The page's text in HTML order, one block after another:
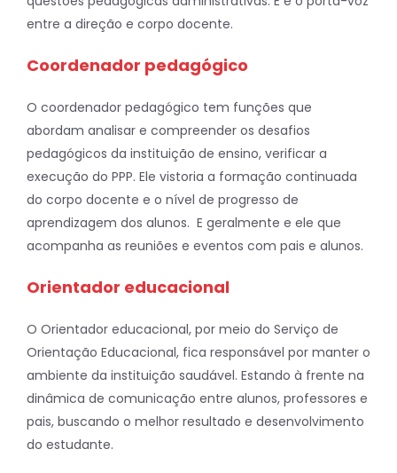
entre a direção e corpo docente.
Coordenador pedagógico
O coordenador pedagógico tem funções que
abordam analisar e compreender os desafios
pedagógicos da instituição de ensino, verificar a
execução do PPP. Ele vistoria a formação continuada
do corpo docente e o nível de progresso de
aprendizagem dos alunos. E geralmente e ele que
acompanha as reuniões e eventos com pais e alunos.
Orientador educacional
O Orientador educacional, por meio do Serviço de
Orientação Educacional, fica responsável por manter o
ambiente da instituição saudável. Estando à frente na
dinâmica de comunicação entre alunos, professores e
pais, buscando o melhor resultado e desenvolvimento
do estudante.